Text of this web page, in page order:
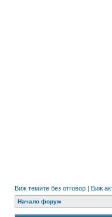
Виж темите без отговор | Виж
Начало форум